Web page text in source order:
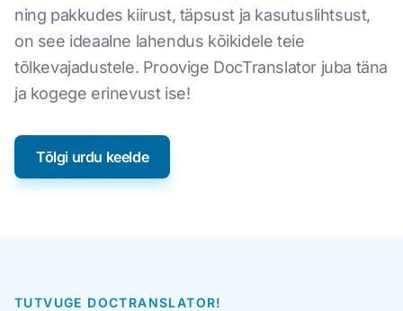
ning pakkudes kiirust, täpsust ja kasutuslihtsust,
on see ideaalne lahendus kõikidele teie
tõlkevajadustele. Proovige DocTranslator juba täna
ja kogege erinevust ise!
Tõlgi urdu keelde
TUTVUGE DOCTRANSLATOR!